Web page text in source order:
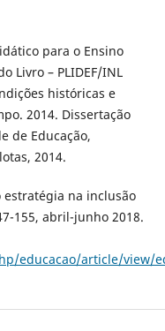
para o Ensino
Livro – PLIDEF/INL
históricas e
2014. Dissertação
de Educação,
2014.
estratégia na inclusão
155, abril-junho 2018.
educacao/article/view/